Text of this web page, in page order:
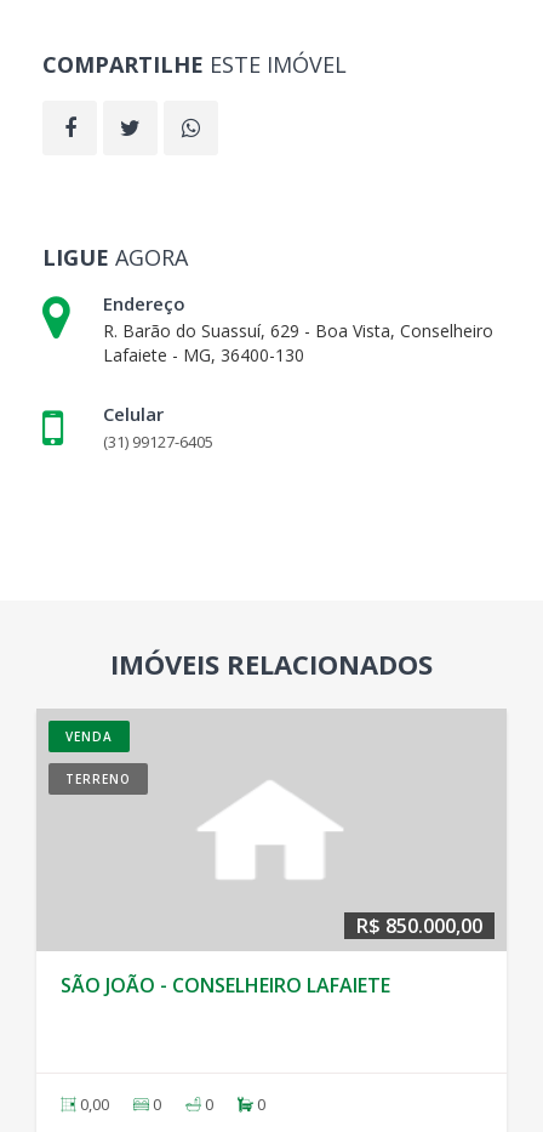
COMPARTILHE ESTE IMÓVEL
LIGUE AGORA
Endereço
R. Barão do Suassuí, 629 - Boa Vista, Conselheiro
Lafaiete - MG, 36400-130
Celular
(31) 99127-6405
IMÓVEIS RELACIONADOS
VENDA
TERRENO
R$ 850.000,00
SÃO JOÃO - CONSELHEIRO LAFAIETE
0,00 0 0 0